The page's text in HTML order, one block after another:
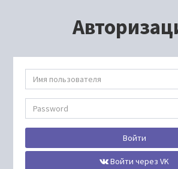
Войти
Войти через VK